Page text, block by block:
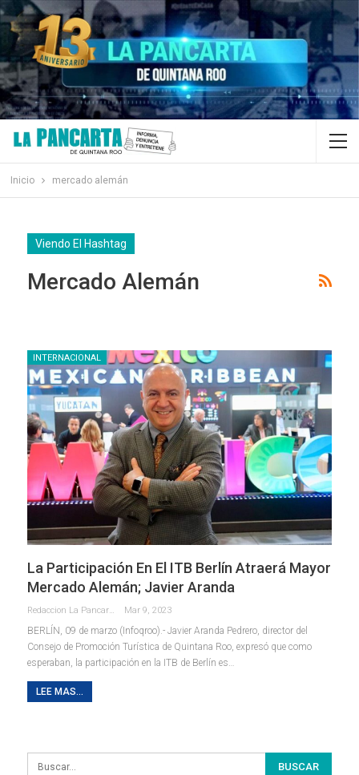
Inicio mercado alemán
Viendo El Hashtag
Mercado Alemán
INTERNACIONAL
La Participación En El ITB Berlín Atraerá Mayor
Mercado Alemán; Javier Aranda
Redaccion La Pancarta De Quintana Roo Mar 9, 2023
BERLÍN, 09 de marzo (Infoqroo).- Javier Aranda Pedrero, director del
Consejo de Promoción Turística de Quintana Roo, expresó que como
esperaban, la participación en la ITB de Berlín es…
LEE MAS...